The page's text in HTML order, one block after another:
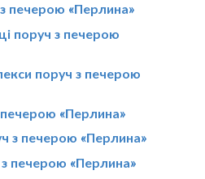
печерою «Перлина»
поруч з печерою
поруч з печерою
«Перлина»
з печерою «Перлина»
печерою «Перлина»